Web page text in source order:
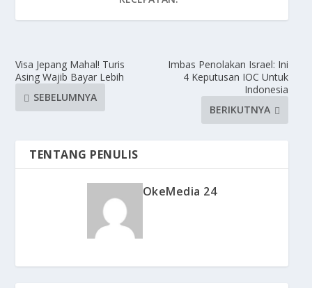
Visa Jepang Mahal! Turis
Asing Wajib Bayar Lebih
SEBELUMNYA
Imbas Penolakan Israel: Ini
4 Keputusan IOC Untuk
Indonesia
BERIKUTNYA
TENTANG PENULIS
OkeMedia 24